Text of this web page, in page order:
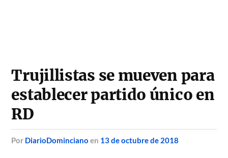
Trujillistas se mueven para
establecer partido único en
RD
por DiarioDominciano en 13 de octubre de 2018